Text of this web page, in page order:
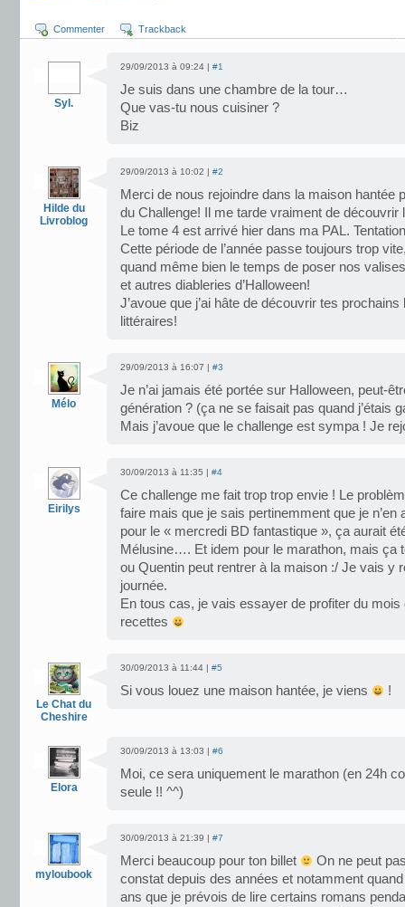
Commenter Trackback
Syl.
29/09/2013 à 09:24 | #1
Je suis dans une chambre de la tour…
Que vas-tu nous cuisiner ?
Biz
Hilde du
Livroblog
29/09/2013 à 10:02 | #2
Merci de nous rejoindre dans la maison hantée
du Challenge! Il me tarde vraiment de
Le tome 4 est arrivé hier dans ma PAL.
Cette période de l’année passe toujours trop
quand même bien le temps de poser nos
et autres diableries d’Halloween!
J’avoue que j’ai hâte de découvrir tes
littéraires!
Mélo
29/09/2013 à 16:07 | #3
Je n’ai jamais été portée sur Halloween, peut-
génération ? (ça ne se faisait pas quand j’étais
Mais j’avoue que le challenge est sympa ! Je
Eirilys
30/09/2013 à 11:35 | #4
Ce challenge me fait trop trop envie ! Le
faire mais que je sais pertinemment que je
pour le « mercredi BD fantastique », ça aurait
Mélusine…. Et idem pour le marathon, mais ça
ou Quentin peut rentrer à la maison :/ Je vais y
journée.
En tous cas, je vais essayer de profiter du mois
recettes
Le Chat du
Cheshire
30/09/2013 à 11:44 | #5
Si vous louez une maison hantée, je viens !
Elora
30/09/2013 à 13:03 | #6
Moi, ce sera uniquement le marathon (en 24h
seule !! ^^)
myloubook
30/09/2013 à 21:39 | #7
Merci beaucoup pour ton billet
On ne peut
constat depuis des années et notamment
ans que je prévois de lire certains romans